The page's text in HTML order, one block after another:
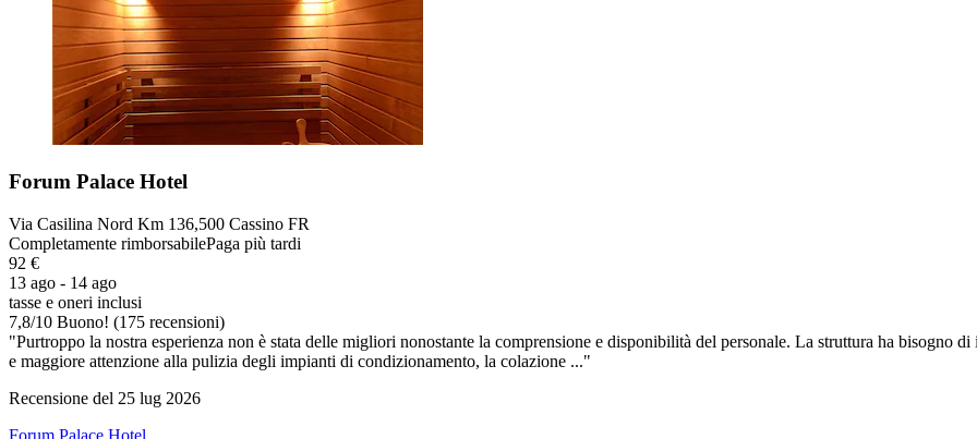
Forum Palace Hotel
Via Casilina Nord Km 136,500 Cassino FR
Completamente rimborsabilePaga più tardi
92 €
13 ago - 14 ago
tasse e oneri inclusi
7,8/10 Buono! (175 recensioni)
"Purtroppo la nostra esperienza non è stata delle migliori nonostante la comprensione e disponibilità del personale. La struttura ha bisogno
e maggiore attenzione alla pulizia degli impianti di condizionamento, la colazione ..."
Recensione del 25 lug 2026
Forum Palace Hotel